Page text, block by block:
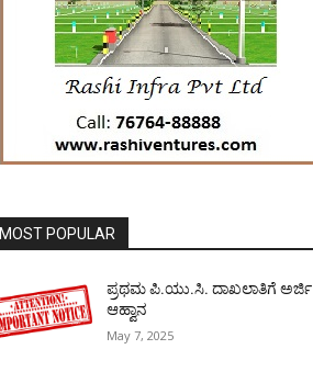
MOST POPULAR
ಪ್ರಥಮ ಪಿ.ಯು.ಸಿ. ದಾಖಲಾತಿಗೆ ಅರ್ಜಿ
ಆಹ್ವಾನ
May 7, 2025